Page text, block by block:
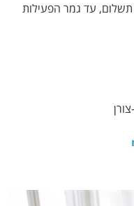
תשלום, עד גמר הפעילות